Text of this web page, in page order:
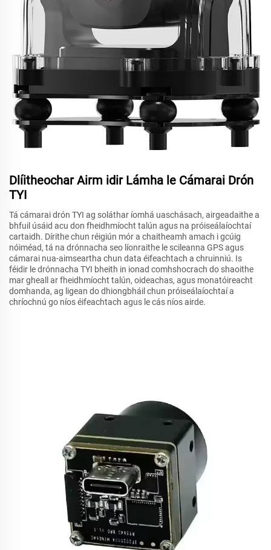
Dlíitheochar Airm idir Lámha le Cámarai Drón
TYI
Tá cámarai drón TYI ag soláthar íomhá uaschásach, airgeadaithe a
bhfuil úsáid acu don fheidhmíocht talún agus na próiseálaíochtaí
cartaidh. Dírithe chun réigiún mór a chaitheamh amach i gcúig
nóiméad, tá na drónnacha seo líonraithe le scileanna GPS agus
cámarai nua-aimseartha chun data éifeachtach a chruinniú. Is
féidir le drónnacha TYI bheith in ionad comhshocrach do shaoithe
mar gheall ar fheidhmíocht talún, oideachas, agus monatóireacht
domhanda, ag ligean do dhiongbháil chun próiseálaíochtaí a
chríochnú go níos éifeachtach agus le cás níos airde.